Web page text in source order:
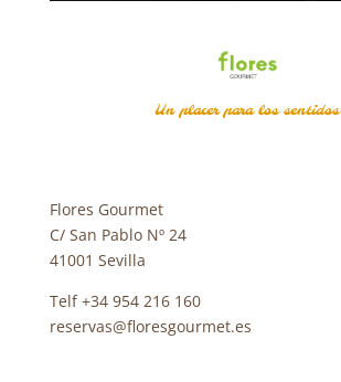
Un placer para los sentidos
Flores Gourmet
C/ San Pablo Nº 24
41001 Sevilla
Telf +34 954 216 160
reservas@floresgourmet.es